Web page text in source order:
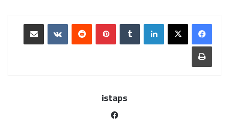
istaps